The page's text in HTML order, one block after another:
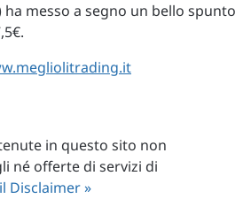
ha messo a segno un bello spunto
in questo sito non
né offerte di servizi di
Disclaimer »